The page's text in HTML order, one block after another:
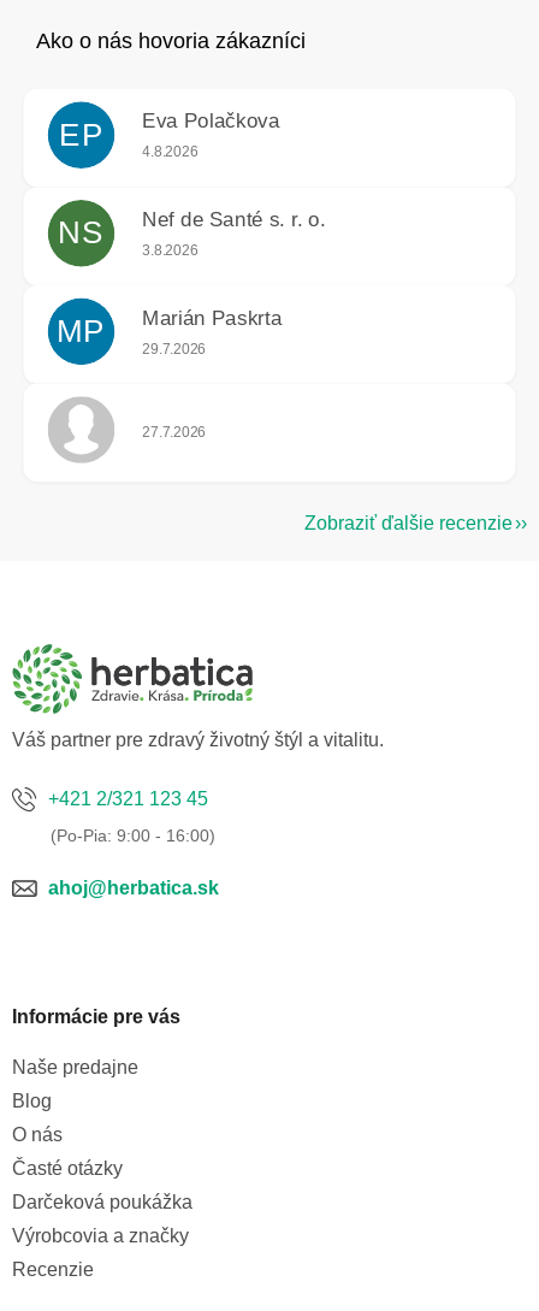
EP Eva Polačkova
Hodnotenie obchodu je 5 z 5 hviezdičiek.
4.8.2026
NS Nef de Santé s. r. o.
Hodnotenie obchodu je 5 z 5 hviezdičiek.
3.8.2026
MP Marián Paskrta
Hodnotenie obchodu je 5 z 5 hviezdičiek.
29.7.2026
Hodnotenie obchodu je 5 z 5 hviezdičiek.
27.7.2026
Zobraziť ďalšie recenzie
Váš partner pre zdravý životný štýl a vitalitu.
+421 2/321 123 45
ahoj@herbatica.sk
Informácie pre vás
Naše predajne
Blog
O nás
Časté otázky
Darčeková poukážka
Výrobcovia a značky
Recenzie